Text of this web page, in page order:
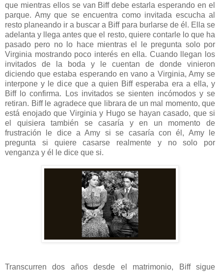
que mientras ellos se van Biff debe estarla esperando en el
parque. Amy que se encuentra como invitada escucha al
resto planeando ir a buscar a Biff para burlarse de él. Ella se
adelanta y llega antes que el resto, quiere contarle lo que ha
pasado pero no lo hace mientras el le pregunta solo por
Virginia mostrando poco interés en ella. Cuando llegan los
invitados de la boda y le cuentan de donde vinieron
diciendo que estaba esperando en vano a Virginia, Amy se
interpone y le dice que a quien Biff esperaba era a ella, y
Biff lo confirma. Los invitados se sienten incómodos y se
retiran. Biff le agradece que librara de un mal momento, que
está enojado que Virginia y Hugo se hayan casado, que si
el quisiera también se casaría y en un momento de
frustración le dice a Amy si se casaría con él, Amy le
pregunta si quiere casarse realmente y no solo por
venganza y él le dice que si.
Transcurren dos años desde el matrimonio, Biff sigue